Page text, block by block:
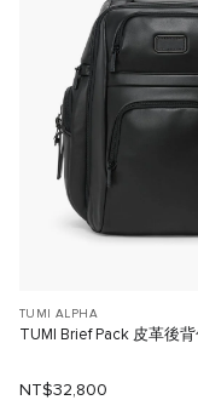
TUMI ALPHA
TUMI Brief Pack 皮革後
NT$32,800